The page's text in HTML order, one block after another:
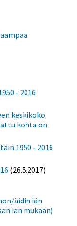
- 2016
keskikoko
kohta on
1950 - 2016
(26.5.2017)
äidin iän
iän mukaan)